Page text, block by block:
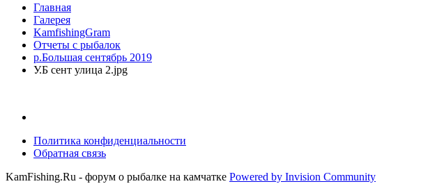
Главная
Галерея
KamfishingGram
Отчеты с рыбалок
р.Большая сентябрь 2019
У.Б сент улица 2.jpg
Политика конфиденциальности
Обратная связь
KamFishing.Ru - форум о рыбалке на камчатке Powered by Invision Community